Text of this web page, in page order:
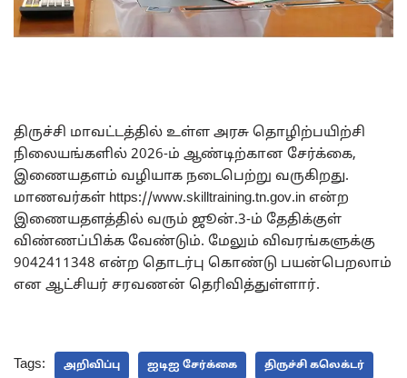
திருச்சி மாவட்டத்தில் உள்ள அரசு தொழிற்பயிற்சி
நிலையங்களில் 2026-ம் ஆண்டிற்கான சேர்க்கை,
இணையதளம் வழியாக நடைபெற்று வருகிறது.
மாணவர்கள் https://www.skilltraining.tn.gov.in என்ற
இணையதளத்தில் வரும் ஜூன்.3-ம் தேதிக்குள்
விண்ணப்பிக்க வேண்டும். மேலும் விவரங்களுக்கு
9042411348 என்ற தொடர்பு கொண்டு பயன்பெறலாம்
என ஆட்சியர் சரவணன் தெரிவித்துள்ளார்.
Tags: அறிவிப்பு ஐடிஐ சேர்க்கை திருச்சி கலெக்டர்